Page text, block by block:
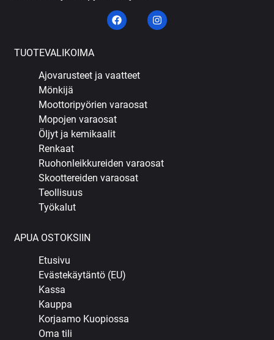
TUOTEVALIKOIMA
Ajovarusteet ja vaatteet
Mönkijä
Moottoripyörien varaosat
Mopojen varaosat
Öljyt ja kemikaalit
Renkaat
Ruohonleikkureiden varaosat
Skoottereiden varaosat
Teollisuus
Työkalut
APUA OSTOKSIIN
Etusivu
Evästekäytäntö (EU)
Kassa
Kauppa
Korjaamo Kuopiossa
Oma tili